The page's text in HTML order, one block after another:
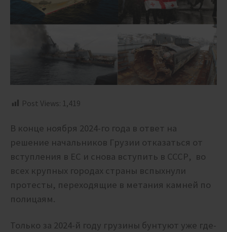
Post Views: 1,419
В конце ноября 2024-го года в ответ на
решение начальников Грузии отказаться от
вступления в ЕС и снова вступить в СССР, во
всех крупных городах страны вспыхнули
протесты, переходящие в метания камней по
полицаям.
Только за 2024-й году грузины бунтуют уже где-